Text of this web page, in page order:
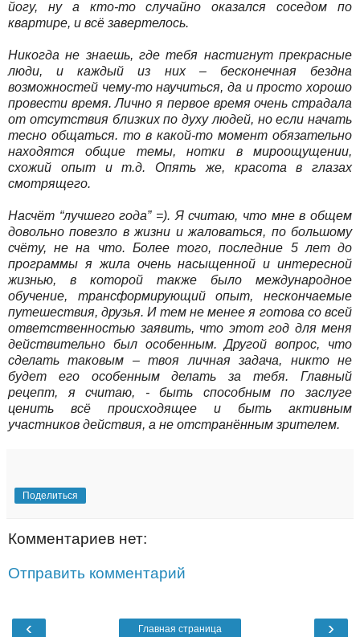
йогу, ну а кто-то случайно оказался соседом по
квартире, и всё завертелось.
Никогда не знаешь, где тебя настигнут прекрасные
люди, и каждый из них – бесконечная бездна
возможностей чему-то научиться, да и просто хорошо
провести время. Лично я первое время очень страдала
от отсутствия близких по духу людей, но если начать
тесно общаться. то в какой-то момент обязательно
находятся общие темы, нотки в мироощущении,
схожий опыт и т.д. Опять же, красота в глазах
смотрящего.
Насчёт “лучшего года” =). Я считаю, что мне в общем
довольно повезло в жизни и жаловаться, по большому
счёту, не на что. Более того, последние 5 лет до
программы я жила очень насыщенной и интересной
жизнью, в которой также было международное
обучение, трансформирующий опыт, нескончаемые
путешествия, друзья. И тем не менее я готова со всей
ответственностью заявить, что этот год для меня
действительно был особенным. Другой вопрос, что
сделать таковым – твоя личная задача, никто не
будет его особенным делать за тебя. Главный
рецепт, я считаю, - быть способным по заслуге
ценить всё происходящее и быть активным
участников действия, а не отстранённым зрителем.
Поделиться
Комментариев нет:
Отправить комментарий
‹ ›
Главная страница